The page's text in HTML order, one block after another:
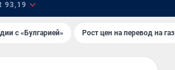
93,19
с «Булгарией» Рост цен на перевод на газ